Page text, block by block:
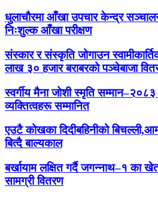
धुलाचौरमा आँखा उपचार केन्द्र
निःशुल्क आँखा परीक्षण
संस्कार र संस्कृति जोगाउन
लाख ३० हजार बराबरको पञ्चेबाजा
स्वर्गीय मैना जोशी स्मृति
व्यक्तित्वहरू सम्मानित
एउटै कोखका दिदीबहिनीको
बित्दै बाल्यकाल
बर्खायाम लक्षित गर्दै जगन्नाथ–१ का
सामग्री वितरण